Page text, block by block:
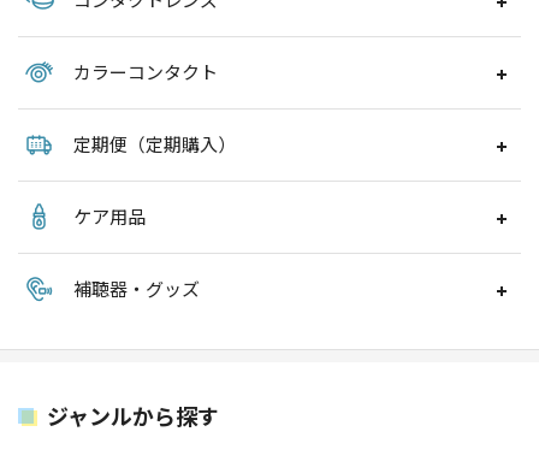
カラーコンタクト
定期便（定期購入）
ケア用品
補聴器・グッズ
ジャンルから探す